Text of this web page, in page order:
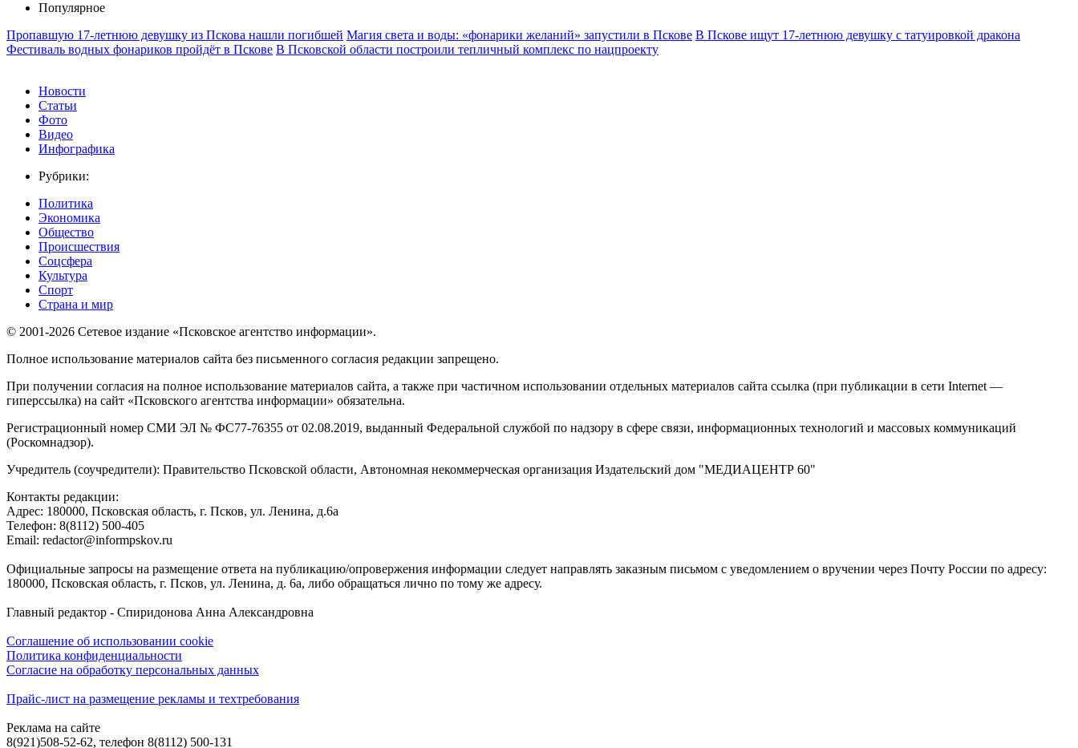
Популярное
Пропавшую 17-летнюю девушку из Пскова нашли погибшей Магия света и воды: «фонарики желаний» запустили в Пскове В Пскове ищут 17‑летнюю девушку с татуировкой дракона
Фестиваль водных фонариков пройдёт в Пскове В Псковской области построили тепличный комплекс по нацпроекту
Новости
Статьи
Фото
Видео
Инфографика
Рубрики:
Политика
Экономика
Общество
Происшествия
Соцсфера
Культура
Спорт
Страна и мир
© 2001-2026 Сетевое издание «Псковское агентство информации».
Полное использование материалов сайта без письменного согласия редакции запрещено.
При получении согласия на полное использование материалов сайта, а также при частичном использовании отдельных материалов сайта ссылка (при публикации в сети Internet —
гиперссылка) на сайт «Псковского агентства информации» обязательна.
Регистрационный номер СМИ ЭЛ № ФС77-76355 от 02.08.2019, выданный Федеральной службой по надзору в сфере связи, информационных технологий и массовых коммуникаций
(Роскомнадзор).
Учредитель (соучредители): Правительство Псковской области, Автономная некоммерческая организация Издательский дом "МЕДИАЦЕНТР 60"
Контакты редакции:
Адреc: 180000, Псковская область, г. Псков, ул. Ленина, д.6а
Телефон: 8(8112) 500-405
Email: redactor@informpskov.ru
Официальные запросы на размещение ответа на публикацию/опровержения информации следует направлять заказным письмом с уведомлением о вручении через Почту России по адресу:
180000, Псковская область, г. Псков, ул. Ленина, д. 6а, либо обращаться лично по тому же адресу.
Главный редактор - Спиридонова Анна Александровна
Соглашение об использовании cookie
Политика конфиденциальности
Согласие на обработку персональных данных
Прайс-лист на размещение рекламы и техтребования
Реклама на сайте
8(921)508-52-62, телефон 8(8112) 500-131